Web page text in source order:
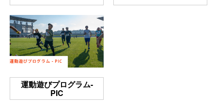
運動遊びプログラム-
PIC